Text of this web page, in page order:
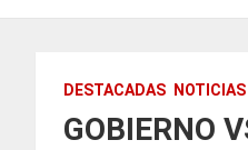
DESTACADAS NOTICIAS
GOBIERNO